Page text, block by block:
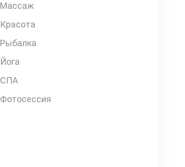
Массаж
Красота
Рыбалка
Йога
СПА
Фотосессия